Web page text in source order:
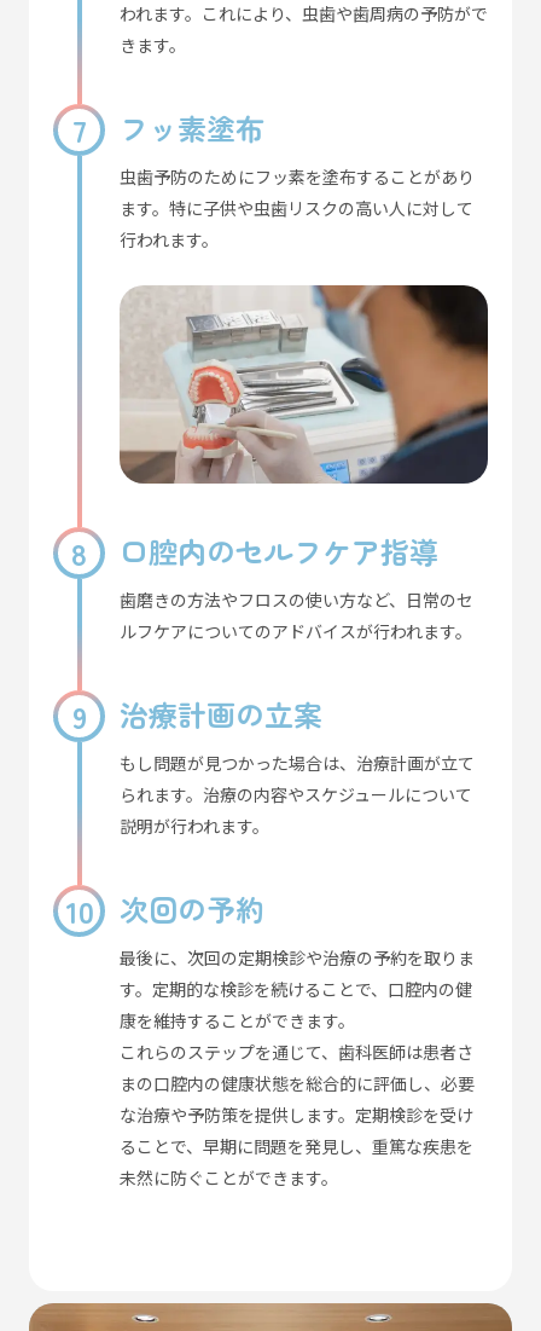
われます。これにより、虫歯や歯周病の予防がで
きます。
フッ素塗布
虫歯予防のためにフッ素を塗布することがあり
ます。特に子供や虫歯リスクの高い人に対して
行われます。
口腔内のセルフケア指導
歯磨きの方法やフロスの使い方など、日常のセ
ルフケアについてのアドバイスが行われます。
治療計画の立案
もし問題が見つかった場合は、治療計画が立て
られます。治療の内容やスケジュールについて
説明が行われます。
次回の予約
最後に、次回の定期検診や治療の予約を取りま
す。定期的な検診を続けることで、口腔内の健
康を維持することができます。
これらのステップを通じて、歯科医師は患者さ
まの口腔内の健康状態を総合的に評価し、必要
な治療や予防策を提供します。定期検診を受け
ることで、早期に問題を発見し、重篤な疾患を
未然に防ぐことができます。